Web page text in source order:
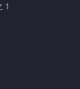
1